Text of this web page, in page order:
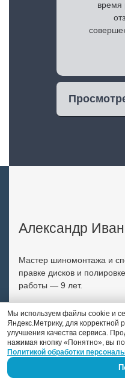
время
Александр
Мастер шиномонтажа и
правке дисков и
работы — 9 лет.
Previous
Мы используем файлы cookie и
Яндекс.Метрику, для корректной
улучшения качества сервиса.
нажимая кнопку «Понятно», вы
Политикой обработки